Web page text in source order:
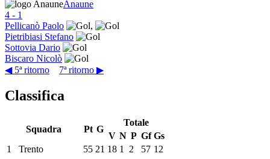
Anaune
4 - 1
Pellicanò Paolo
,
Pietribiasi Stefano
Sottovia Dario
Biscaro Nicolò
◀ 5ª ritorno
7ª ritorno ▶
Classifica
Squadra Pt G
Totale
V N P Gf Gs
1
Trento 55 21 18 1 2 57 12